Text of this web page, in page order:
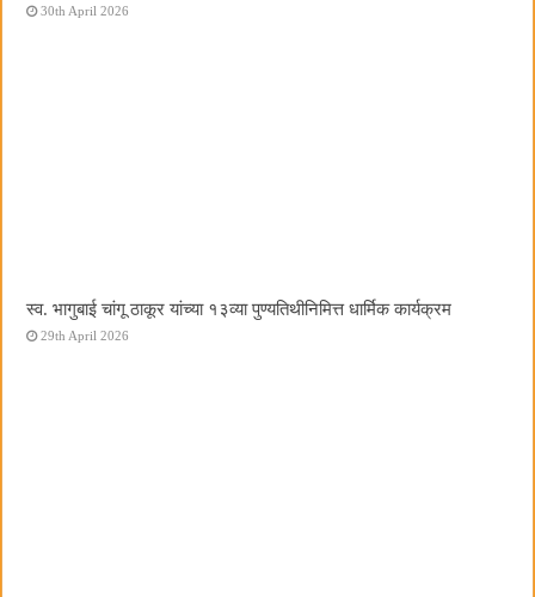
30th April 2026
स्व. भागुबाई चांगू ठाकूर यांच्या १३व्या पुण्यतिथीनिमित्त धार्मिक कार्यक्रम
29th April 2026